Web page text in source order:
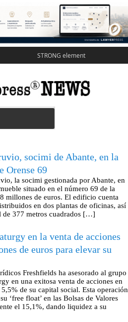
STRONG element
socimi de Abante, en la
Orense 69
la socimi gestionada por Abante, en
situado en el número 69 de la
millones de euros. El edificio cuenta
en dos plantas de oficinas, así
de 377 metros cuadrados […]
en la venta de acciones
de euros para elevar su
Freshfields ha asesorado al grupo
en una exitosa venta de acciones en
de su capital social. Esta operación
‘free float’ en las Bolsas de Valores
el 15,1%, dando liquidez a su